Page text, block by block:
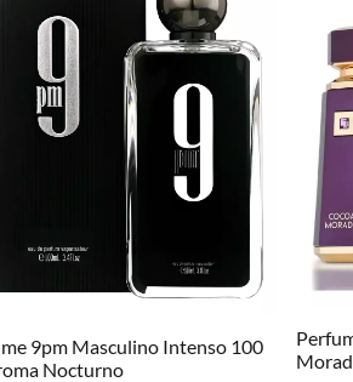
9pm Masculino Intenso 100
Nocturno